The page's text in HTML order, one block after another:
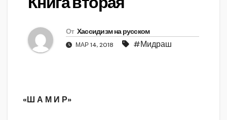
От Хассидизм на русском
МАР 14, 2018 #Мидраш
«Ш А М И Р»